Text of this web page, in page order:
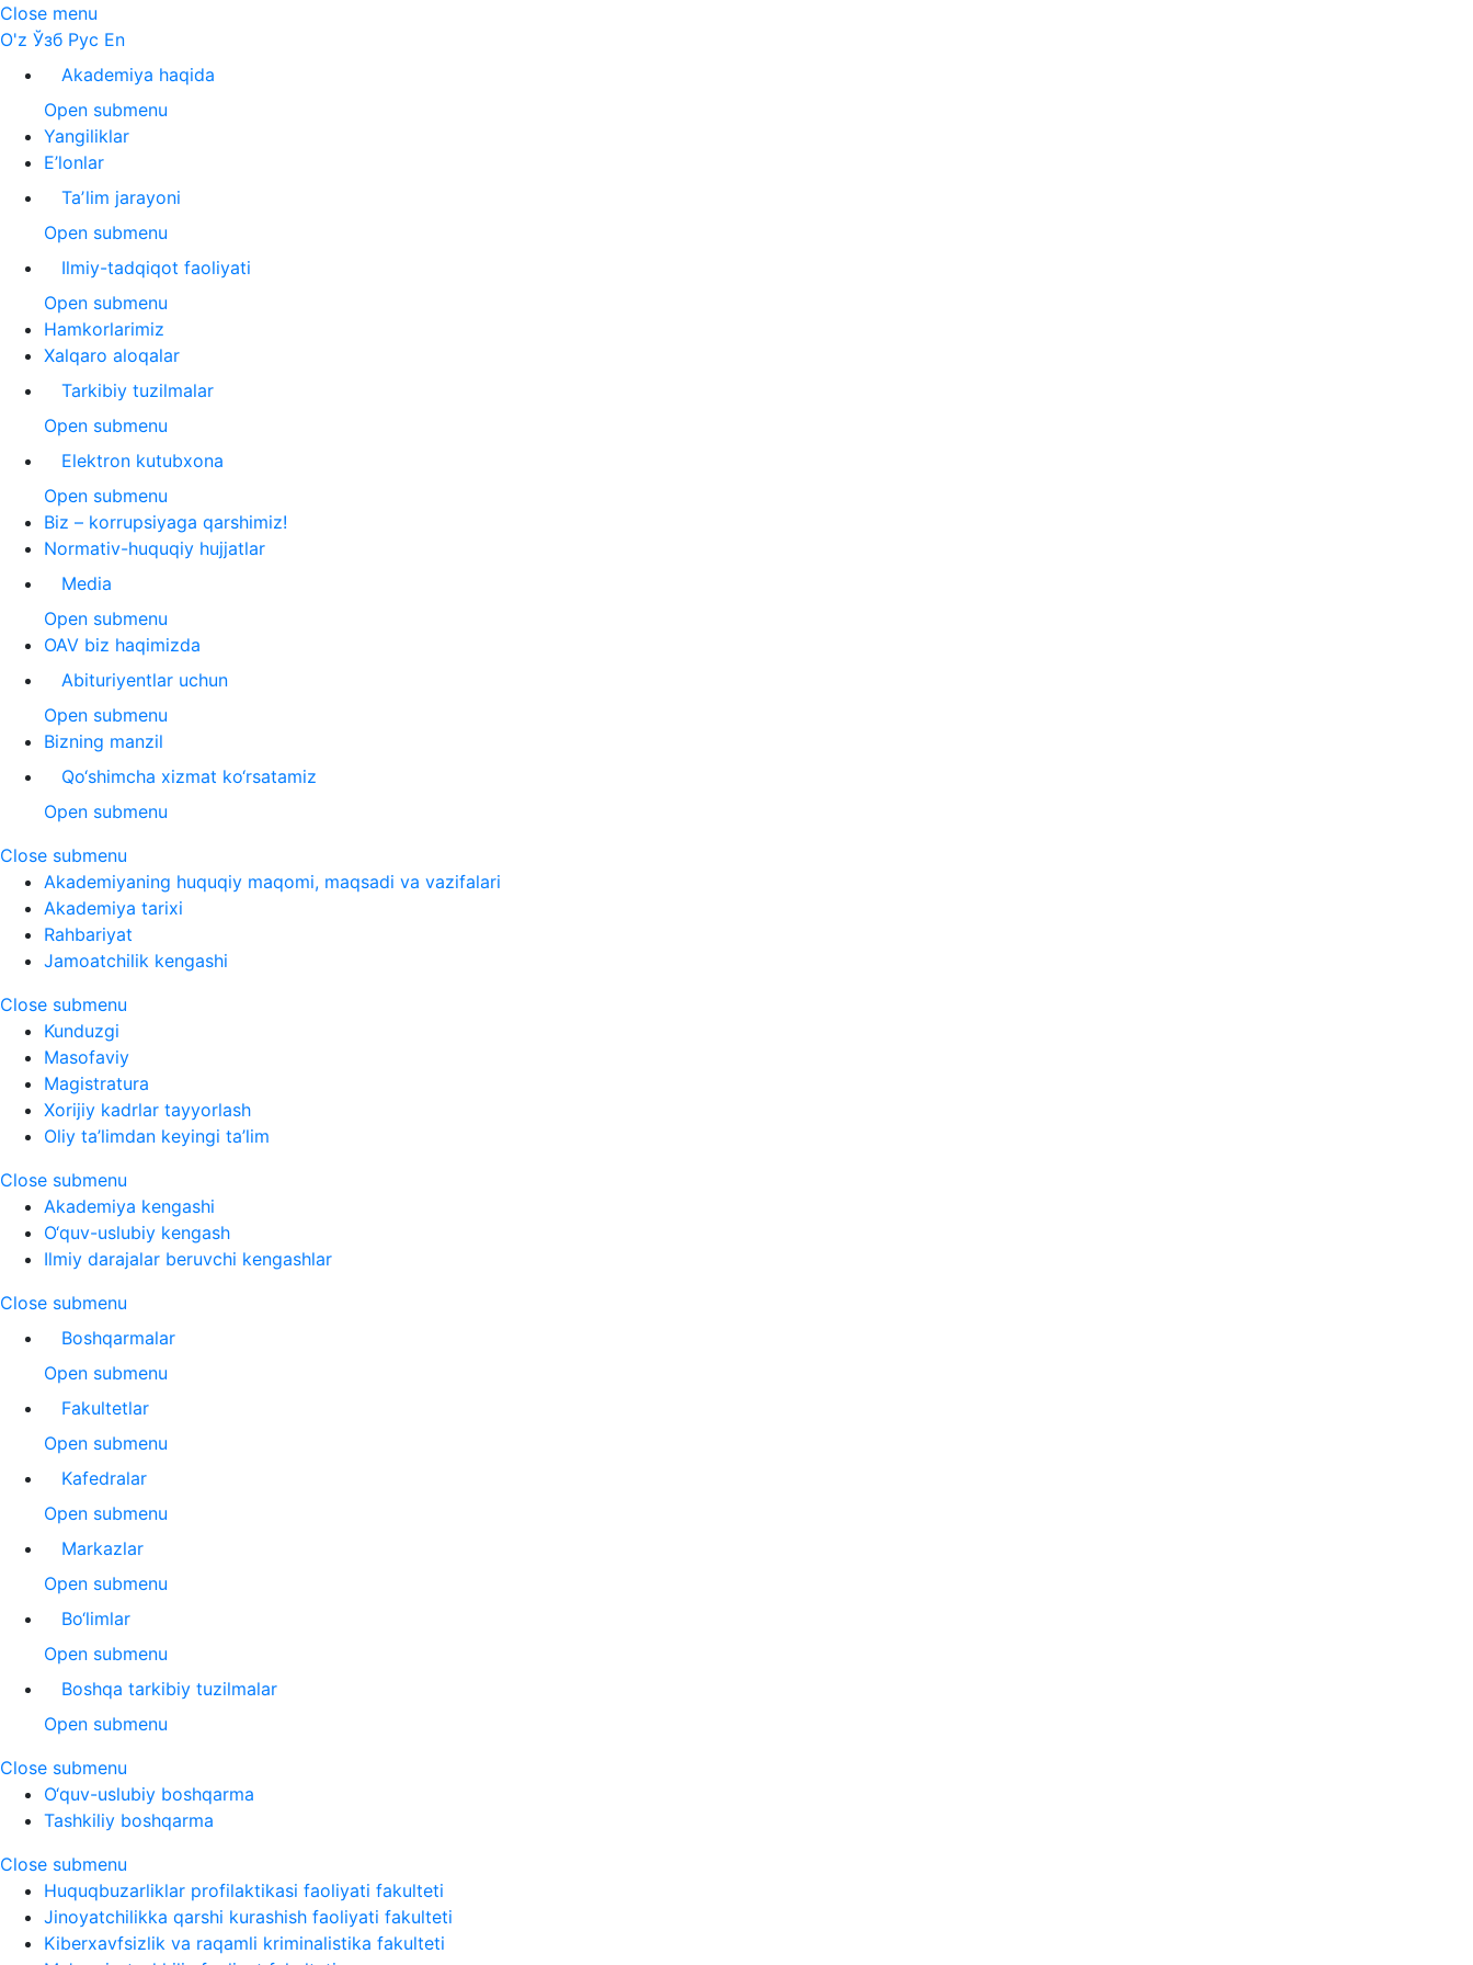
Close menu
O'z Ўзб Рус En
Akademiya haqida
Open submenu
Yangiliklar
E’lonlar
Taʼlim jarayoni
Open submenu
Ilmiy-tadqiqot faoliyati
Open submenu
Hamkorlarimiz
Xalqaro aloqalar
Tarkibiy tuzilmalar
Open submenu
Elektron kutubxona
Open submenu
Biz – korrupsiyaga qarshimiz!
Normativ-huquqiy hujjatlar
Media
Open submenu
OAV biz haqimizda
Abituriyentlar uchun
Open submenu
Bizning manzil
Qo‘shimcha xizmat ko‘rsatamiz
Open submenu
Close submenu
Akademiyaning huquqiy maqomi, maqsadi va vazifalari
Akademiya tarixi
Rahbariyat
Jamoatchilik kengashi
Close submenu
Kunduzgi
Masofaviy
Magistratura
Xorijiy kadrlar tayyorlash
Oliy ta’limdan keyingi ta’lim
Close submenu
Akademiya kengashi
O‘quv-uslubiy kengash
Ilmiy darajalar beruvchi kengashlar
Close submenu
Boshqarmalar
Open submenu
Fakultetlar
Open submenu
Kafedralar
Open submenu
Markazlar
Open submenu
Bo‘limlar
Open submenu
Boshqa tarkibiy tuzilmalar
Open submenu
Close submenu
O‘quv-uslubiy boshqarma
Tashkiliy boshqarma
Close submenu
Huquqbuzarliklar profilaktikasi faoliyati fakulteti
Jinoyatchilikka qarshi kurashish faoliyati fakulteti
Kiberxavfsizlik va raqamli kriminalistika fakulteti